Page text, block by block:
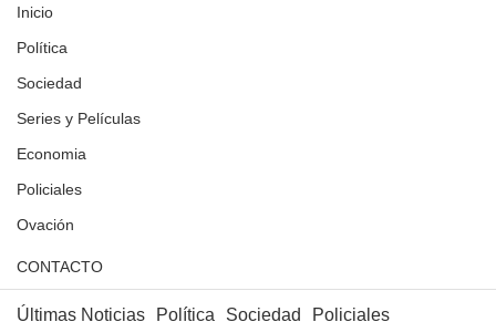
Inicio
Política
Sociedad
Series y Películas
Economia
Policiales
Ovación
CONTACTO
Últimas Noticias Política Sociedad Policiales